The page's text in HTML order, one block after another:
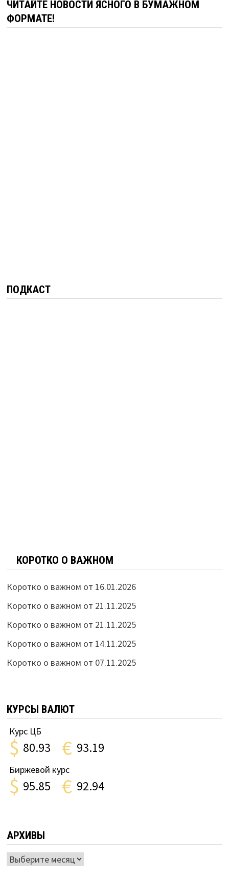
ЧИТАЙТЕ НОВОСТИ ЯСНОГО В БУМАЖНОМ
ФОРМАТЕ!
ПОДКАСТ
КОРОТКО О ВАЖНОМ
Коротко о важном от 16.01.2026
Коротко о важном от 21.11.2025
Коротко о важном от 21.11.2025
Коротко о важном от 14.11.2025
Коротко о важном от 07.11.2025
КУРСЫ ВАЛЮТ
Курс ЦБ
$ 80.93 € 93.19
Биржевой курс
$ 95.85 € 92.94
АРХИВЫ
Архивы